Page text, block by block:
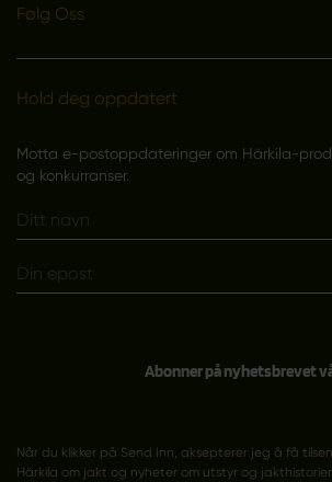
Følg Oss
Hold deg oppdatert
Motta e-postoppdateringer om Härkila-
og konkurranser.
Abonner på nyhetsbrevet
Når du klikker på Send Inn, aksepterer jeg å få
Härkila om jakt og nyheter om utstyr og